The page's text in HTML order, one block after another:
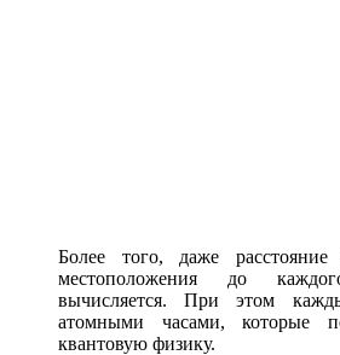
Более того, даже
местоположения до
вычисляется. При этом
атомными часами, которые
квантовую физику.